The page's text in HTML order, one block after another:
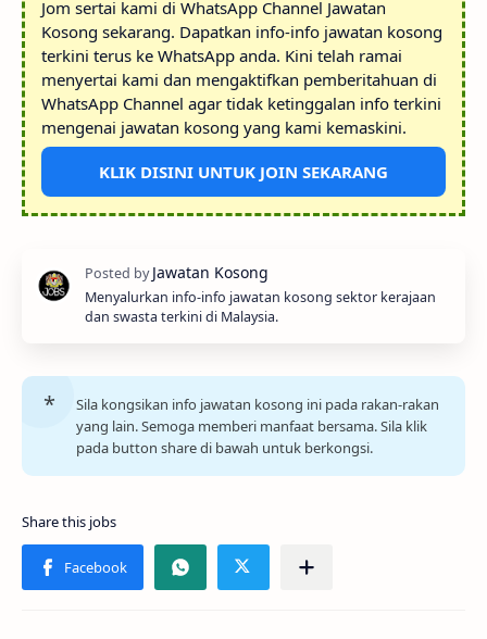
Jom sertai kami di WhatsApp Channel Jawatan
Kosong sekarang. Dapatkan info-info jawatan kosong
terkini terus ke WhatsApp anda. Kini telah ramai
menyertai kami dan mengaktifkan pemberitahuan di
WhatsApp Channel agar tidak ketinggalan info terkini
mengenai jawatan kosong yang kami kemaskini.
KLIK DISINI UNTUK JOIN SEKARANG
Menyalurkan info-info jawatan kosong sektor kerajaan
dan swasta terkini di Malaysia.
Sila kongsikan info jawatan kosong ini pada rakan-rakan
yang lain. Semoga memberi manfaat bersama. Sila klik
pada button share di bawah untuk berkongsi.